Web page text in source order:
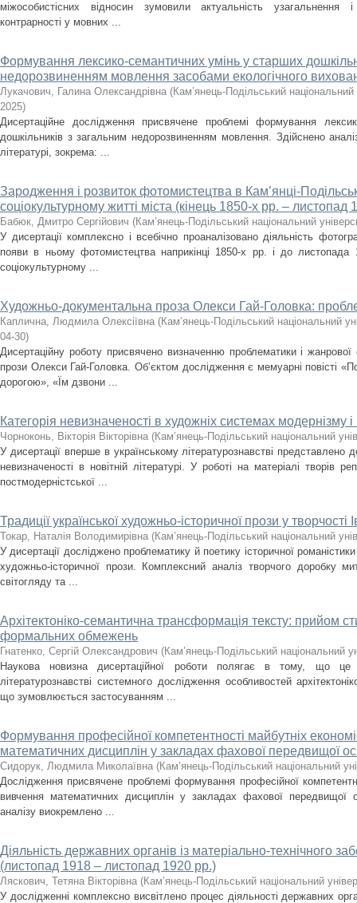
міжособистісних відносин зумовили актуальність узагальнення
контрарності у мовних ...
Формування лексико-семантичних умінь у старших
недорозвиненням мовлення засобами екологічного
Лукачович, Галина Олександрівна (Кам’янець-Подільський національний
2025)
Дисертаційне дослідження присвячене проблемі формування
дошкільників з загальним недорозвиненням мовлення. Здійснено
літературі, зокрема: ...
Зародження і розвиток фотомистецтва в Кам’янці-
соціокультурному житті міста (кінець 1850-х рр. – листопад
Бабюк, Дмитро Сергійович (Кам’янець-Подільський національний
У дисертації комплексно і всебічно проаналізовано діяльність
появи в ньому фотомистецтва наприкінці 1850-х рр. і до
соціокультурному ...
Художньо-документальна проза Олекси Гай-Головка:
Каплична, Людмила Олексіївна (Кам’янець-Подільський національний
04-30)
Дисертаційну роботу присвячено визначенню проблематики і
прози Олекси Гай-Головка. Об’єктом дослідження є мемуарні повісті
дорогою», «Їм дзвони ...
Категорія невизначеності в художніх системах модернізму
Чорноконь, Вікторія Вікторівна (Кам’янець-Подільський національний
У дисертації вперше в українському літературознавстві представлено
невизначеності в новітній літературі. У роботі на матеріалі творів
постмодерністської ...
Традиції української художньо-історичної прози у творчості
Токар, Наталія Володимирівна (Кам’янець-Подільський національний
У дисертації досліджено проблематику й поетику історичної
художньо-історичної прози. Комплексний аналіз творчого доробку
світогляду та ...
Архітектоніко-семантична трансформація тексту: прийом
формальних обмежень
Гнатенко, Сергій Олександрович (Кам’янець-Подільський національний
Наукова новизна дисертаційної роботи полягає в тому, що
літературознавстві системного дослідження особливостей
що зумовлюється застосуванням ...
Формування професійної компетентності майбутніх
математичних дисциплін у закладах фахової передвищої
Сидорук, Людмила Миколаївна (Кам’янець-Подільський національний
Дослідження присвячене проблемі формування професійної
вивчення математичних дисциплін у закладах фахової передвищої
аналізу виокремлено ...
Діяльність державних органів із матеріально-технічного
(листопад 1918 – листопад 1920 рр.)
Ляскович, Тетяна Вікторівна (Кам’янець-Подільський національний
У дослідженні комплексно висвітлено процес діяльності державних